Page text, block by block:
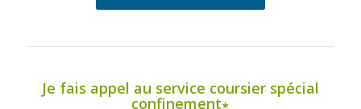
Je fais appel au service coursier spécial
confinement∗